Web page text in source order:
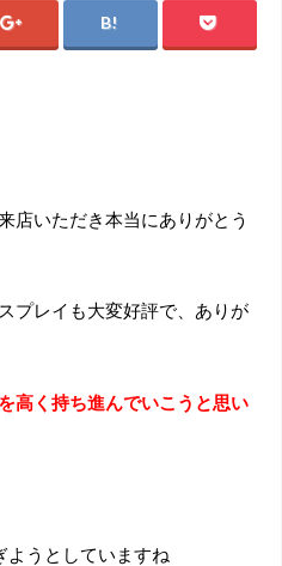
店いただき本当にありがとう
プレイも大変好評で、ありが
高く持ち進んでいこうと思い
ようとしていますね